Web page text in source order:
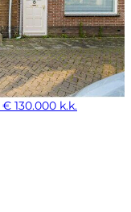
€ 130.000 k.k.